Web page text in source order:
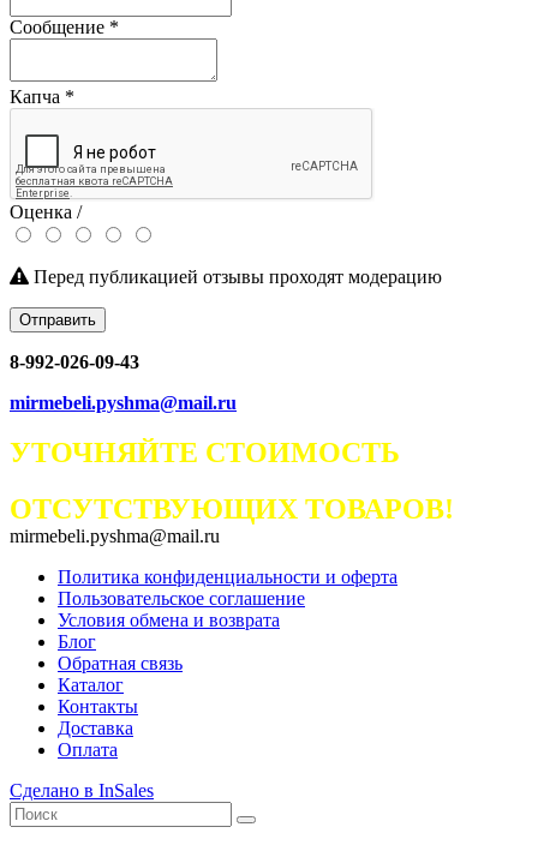
Сообщение *
Капча *
Оценка /
Перед публикацией отзывы проходят модерацию
Отправить
8-992-026-09-43
mirmebeli.pyshma@mail.ru
УТОЧНЯЙТЕ СТОИМОСТЬ
ОТСУТСТВУЮЩИХ ТОВАРОВ!
mirmebeli.pyshma@mail.ru
Политика конфиденциальности и оферта
Пользовательское соглашение
Условия обмена и возврата
Блог
Обратная связь
Каталог
Контакты
Доставка
Оплата
Сделано в InSales